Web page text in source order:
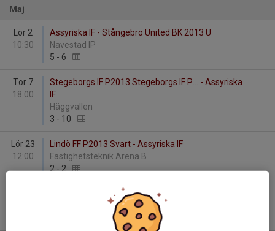
Maj
Lör 2
10:30
Assyriska IF - Stångebro United BK 2013 U
Navestad IP
5 - 6
Tor 7
18:00
Stegeborgs IF P2013 Stegeborgs IF P... - Assyriska
IF
Häggvallen
3 - 10
Lör 23
12:00
Lindö FF P2013 Svart - Assyriska IF
Fastighetsteknik Arena B
2-2
Assyriska IF - Kimstad GoIF P13/14